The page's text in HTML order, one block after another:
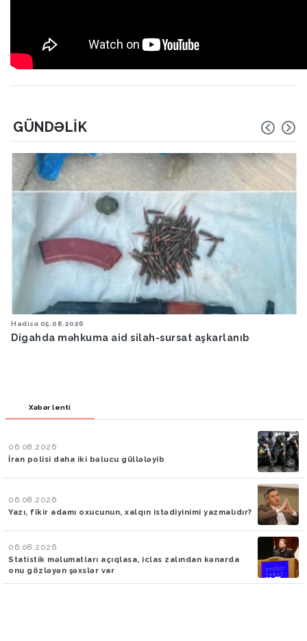
GÜNDƏLIK
Hadisə 05.08.2026
Digahda məhkuma aid silah-sursat aşkarlanıb
Xəbər lenti
06.08.2026
İran polisi daha iki bəlucu güllələyib
06.08.2026
Yazı, fikir adamı oxucunun, xalqın istədiyinimi yazmalıdır?
06.08.2026
Statistik məlumatları açıqlasa, iclas zalından kənarda
onu gözləyən şəxslər var